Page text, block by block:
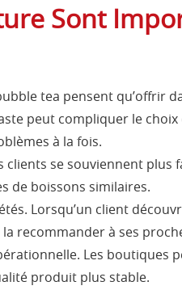
Sont
tea pensent qu’offrir
peut compliquer le
à la fois.
se souviennent
de boissons similaires.
Lorsqu’un client
recommander à ses
Les boutiques
produit plus stable.